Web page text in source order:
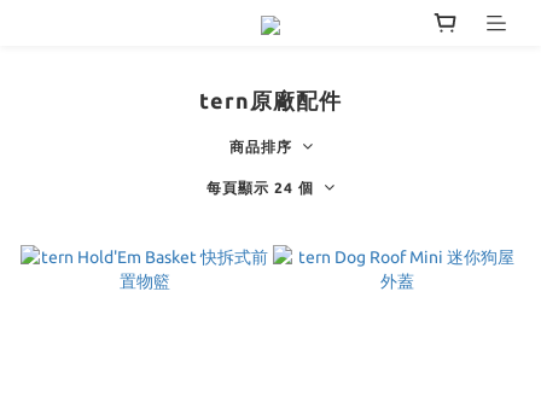
tern原廠配件
商品排序
每頁顯示 24 個